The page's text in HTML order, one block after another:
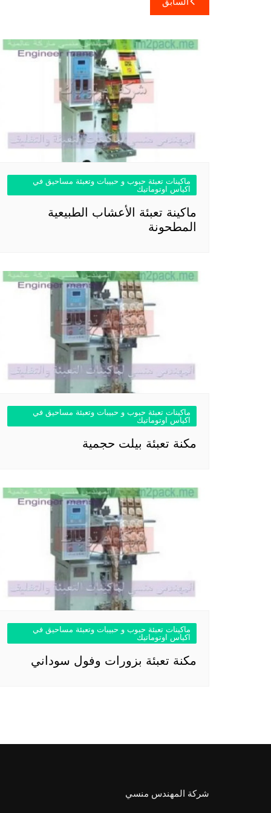
المقالات
ماكينات تعبئة حبوب و حبيبات وتعبئة مساحيق في
اكياس اوتوماتيك
ماكينة تعبئة الأعشاب الطبيعية
المطحونة
ماكينات تعبئة حبوب و حبيبات وتعبئة مساحيق في
اكياس اوتوماتيك
مكنة تعبئة بيلت حجمية
ماكينات تعبئة حبوب و حبيبات وتعبئة مساحيق في
اكياس اوتوماتيك
مكنة تعبئة بزورات وفول سوداني
شركة المهندس منسي